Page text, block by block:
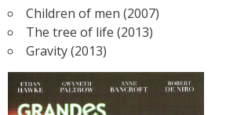
Children of men (2007)
The tree of life (2013)
Gravity (2013)